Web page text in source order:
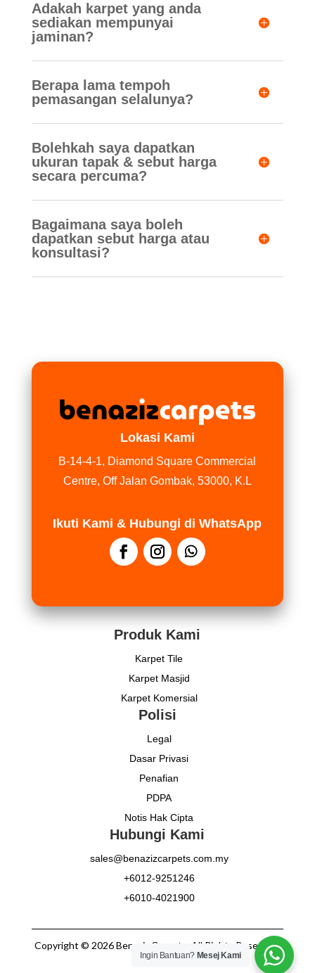
Adakah karpet yang anda
sediakan mempunyai
jaminan?
Berapa lama tempoh
pemasangan selalunya?
Bolehkah saya dapatkan
ukuran tapak & sebut harga
secara percuma?
Bagaimana saya boleh
dapatkan sebut harga atau
konsultasi?
Lokasi Kami
B-14-4-1, Diamond Square Commercial
Centre, Off Jalan Gombak, 53000, K.L
Ikuti Kami & Hubungi di WhatsApp
Produk Kami
Karpet Tile
Karpet Masjid
Karpet Komersial
Polisi
Legal
Dasar Privasi
Penafian
PDPA
Notis Hak Cipta
Hubungi Kami
sales@benazizcarpets.com.my
+6012-9251246
+6010-4021900
Copyright © 2026 Benaziz Carpets. All Rights Reserved.
Ingin Bantuan? Mesej Kami